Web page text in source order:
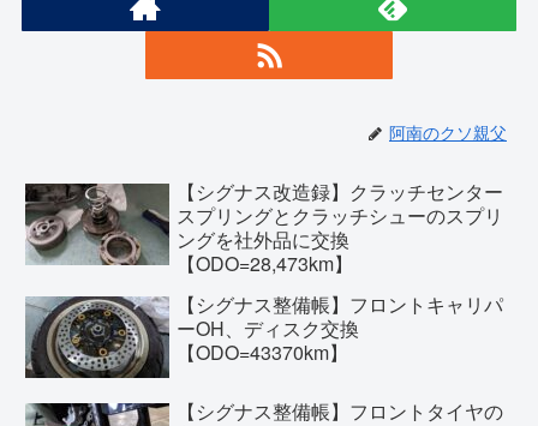
阿南のクソ親父
【シグナス改造録】クラッチセンター
スプリングとクラッチシューのスプリ
ングを社外品に交換
【ODO=28,473km】
【シグナス整備帳】フロントキャリパ
ーOH、ディスク交換
【ODO=43370km】
【シグナス整備帳】フロントタイヤの